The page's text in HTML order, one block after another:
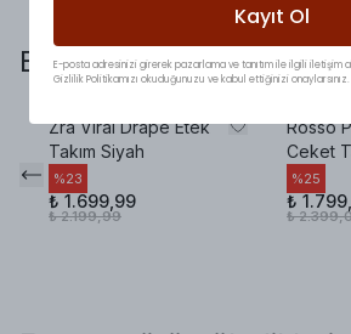
Bunlara da baktınız mı?
Zra Viral Drape Etek
Takım Siyah
%23
₺ 1.699,99
₺ 2.199,99
Rosso
Ceket
%25
₺
₺
Kayıt Ol
E-posta adresinizi girerek pazarlama ve tanıtım ile ilgili iletişim
Gizlilik Politikamızı okuduğunuzu ve kabul ettiğinizi onaylarsınız.